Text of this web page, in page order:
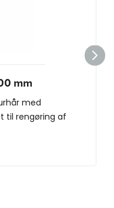
mm
med
til rengøring af